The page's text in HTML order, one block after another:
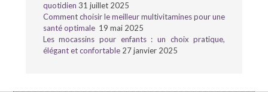
quotidien 31 juillet 2025
Comment choisir le meilleur multivitamines pour une
santé optimale 19 mai 2025
Les mocassins pour enfants : un choix pratique,
élégant et confortable 27 janvier 2025